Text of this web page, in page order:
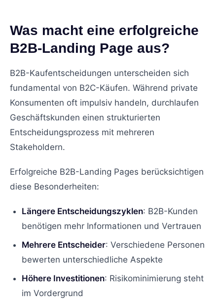
Was macht eine erfolgreiche
B2B-Landing Page aus?
B2B-Kaufentscheidungen unterscheiden sich
fundamental von B2C-Käufen. Während private
Konsumenten oft impulsiv handeln, durchlaufen
Geschäftskunden einen strukturierten
Entscheidungsprozess mit mehreren
Stakeholdern.
Erfolgreiche B2B-Landing Pages berücksichtigen
diese Besonderheiten:
Längere Entscheidungszyklen: B2B-Kunden
benötigen mehr Informationen und Vertrauen
Mehrere Entscheider: Verschiedene Personen
bewerten unterschiedliche Aspekte
Höhere Investitionen: Risikominimierung steht
im Vordergrund